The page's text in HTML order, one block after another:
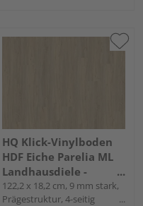
HQ Klick-Vinylboden
HDF Eiche Parelia ML
Landhausdiele -
24mal3
122,2 x 18,2 cm, 9 mm stark,
Prägestruktur, 4-seitig